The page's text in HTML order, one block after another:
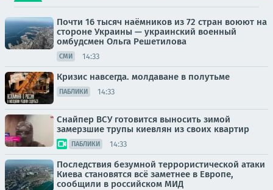
Почти 16 тысяч наёмников из 72 стран воюют на
стороне Украины — украинский военный
омбудсмен Ольга Решетилова
СМИ 14:33
Кризис навсегда. молдаване в полутьме
ПАБЛИКИ 14:33
Снайпер ВСУ готовится выносить зимой
замерзшие трупы киевлян из своих квартир
ПАБЛИКИ 14:33
Последствия безумной террористической атаки
Киева становятся всё заметнее в Европе,
сообщили в российском МИД